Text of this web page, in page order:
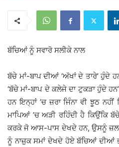
ਬੱਚਿਆਂ ਨੂੰ ਸਵਾਰੋ ਸਲੀਕੇ ਨਾਲ
ਬੱਚੇ ਮਾਂ-ਬਾਪ ਦੀਆਂ ‘ਅੱਖਾਂ ਦੇ ਤਾਰੇ’ ਹੁੰਦੇ
‘ਬੱਚੇ ਮਾਂ-ਬਾਪ ਦੇ ਕਲੇਜੇ ਦਾ ਟੁਕੜਾ ਹੁੰਦੇ
ਹਨ ਇਨ੍ਹਾਂ ’ਚ ਜ਼ਰਾ ਜਿੰਨਾ ਵੀ ਝੂਠ
ਮਾਪਿਆਂ ’ਚ ਅੜੀ ਰਹਿੰਦੀ ਹੈ ਕਿਉਂਕਿ
ਕਰਕੇ ਜੋ ਆਸ-ਪਾਸ ਦੇਖਦੇ ਹਨ, ਉਸਨੂੰ
ਨੂੰ ਨਾਜ਼ੁਕ ਸਮਾਂ ਦੇਖਦੇ ਹੋਏ ਬੱਚਿਆਂ ਦੀਆਂ